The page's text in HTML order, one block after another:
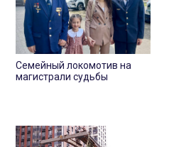
Семейный локомотив на
магистрали судьбы